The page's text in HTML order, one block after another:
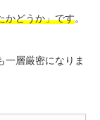
かどうか」です。
一層厳密になりま